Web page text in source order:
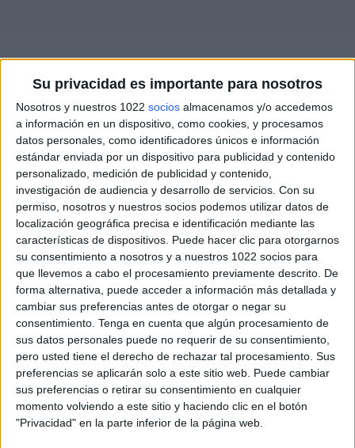
Su privacidad es importante para nosotros
Nosotros y nuestros 1022 socios almacenamos y/o accedemos
a información en un dispositivo, como cookies, y procesamos
datos personales, como identificadores únicos e información
estándar enviada por un dispositivo para publicidad y contenido
personalizado, medición de publicidad y contenido,
investigación de audiencia y desarrollo de servicios. Con su
permiso, nosotros y nuestros socios podemos utilizar datos de
localización geográfica precisa e identificación mediante las
características de dispositivos. Puede hacer clic para otorgarnos
su consentimiento a nosotros y a nuestros 1022 socios para
que llevemos a cabo el procesamiento previamente descrito. De
forma alternativa, puede acceder a información más detallada y
cambiar sus preferencias antes de otorgar o negar su
consentimiento. Tenga en cuenta que algún procesamiento de
sus datos personales puede no requerir de su consentimiento,
pero usted tiene el derecho de rechazar tal procesamiento. Sus
preferencias se aplicarán solo a este sitio web. Puede cambiar
sus preferencias o retirar su consentimiento en cualquier
momento volviendo a este sitio y haciendo clic en el botón
"Privacidad" en la parte inferior de la página web.
Más días
DATOS ESTADÍSTICOS DEL EQUIPO FROSINONE EN